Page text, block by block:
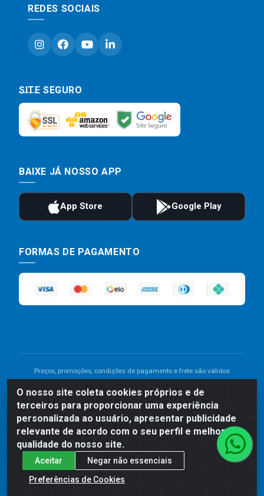
O nosso site coleta cookies próprios e de
terceiros para proporcionar uma experiência
personalizada ao usuário, apresentar publicidade
relevante de acordo com o seu perfil e melhorar a
qualidade do nosso site.
Aceitar
Negar não essenciais
Preferências de Cookies
REDES SOCIAIS
SITE SEGURO
BAIXE JÁ NOSSO APP
FORMAS DE PAGAMENTO
Preços, promoções, condições de pagamento e frete são válidos
divergência de preço de um produto, será válido o preço que for
exibido no carrinho de compras do site no momento do pagamento.
As vendas estão sujeitas a análise e disponibilidade do estoque.
Imagens de produtos meramente ilustrativas.
Comercial de Construção 2001 LTDA - Av. Congresso
Eucarístico, 1179 - São José, Carpina - PE - CEP: 55811-
000 - 70.220.389/0001-66